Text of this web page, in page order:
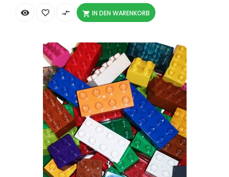
  compare_arrows  IN DEN WARENKORB